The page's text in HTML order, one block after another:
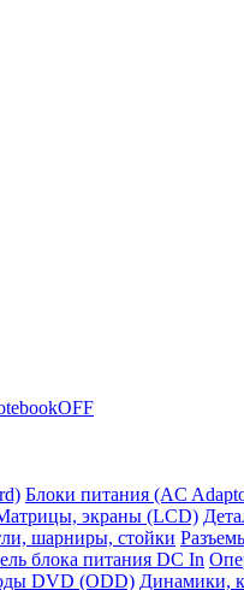
Блоки питания (AC
экраны (LCD)
шарниры, стойки
блока питания DC In
DVD (ODD) Динамики,